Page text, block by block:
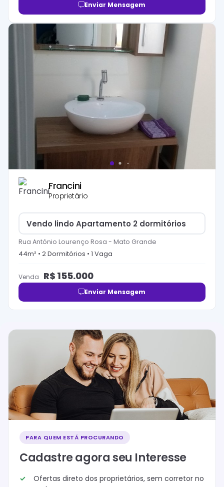
Enviar Mensagem
Francini
Proprietário
Vendo lindo Apartamento 2 dormitórios
Rua Antônio Lourenço Rosa - Mato Grande
44m² • 2Dormitórios • 1 Vaga
Venda R$ 155.000
Enviar Mensagem
PARA QUEM ESTÁ PROCURANDO
Cadastre agora seu Interesse
Ofertas direto dos proprietários, sem corretor no